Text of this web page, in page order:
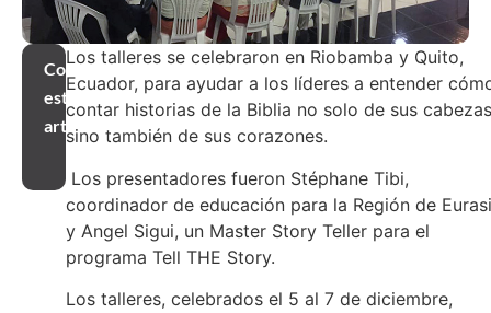
Compartir
este
artículo
Los talleres se celebraron en Riobamba y Quito,
Ecuador, para ayudar a los líderes a entender
contar historias de la Biblia no solo de sus cabezas
sino también de sus corazones.
Los presentadores fueron Stéphane Tibi,
coordinador de educación para la Región de
y Angel Sigui, un Master Story Teller para el
programa Tell THE Story.
Los talleres, celebrados el 5 al 7 de diciembre,